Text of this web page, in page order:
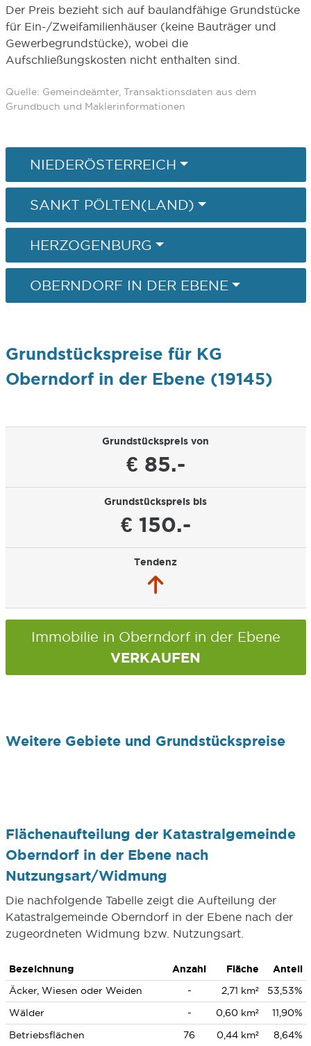
Der Preis bezieht sich auf baulandfähige Grundstücke
für Ein-/Zweifamilienhäuser (keine Bauträger und
Gewerbegrundstücke), wobei die
Aufschließungskosten nicht enthalten sind.
Quelle: Gemeindeämter, Transaktionsdaten aus dem
Grundbuch und Maklerinformationen
NIEDERÖSTERREICH
SANKT PÖLTEN(LAND)
HERZOGENBURG
OBERNDORF IN DER EBENE
Grundstückspreise für KG
Oberndorf in der Ebene (19145)
Grundstückspreis von
€ 85.-
Grundstückspreis bis
€ 150.-
Tendenz
Immobilie in Oberndorf in der Ebene
VERKAUFEN
Weitere Gebiete und Grundstückspreise
Flächenaufteilung der Katastralgemeinde
Oberndorf in der Ebene nach
Nutzungsart/Widmung
Die nachfolgende Tabelle zeigt die Aufteilung der
Katastralgemeinde Oberndorf in der Ebene nach der
zugeordneten Widmung bzw. Nutzungsart.
Bezeichnung Anzahl Fläche
Anteil
Äcker, Wiesen oder Weiden
- 2,71 km²
53,53%
Wälder
- 0,60 km²
11,90%
Betriebsflächen
76 0,44 km² 8,64%